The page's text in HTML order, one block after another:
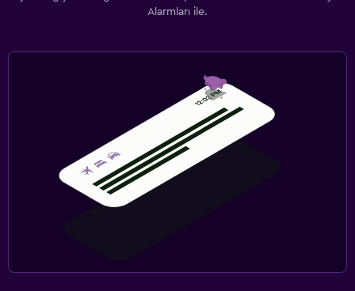
Alarmları ile.